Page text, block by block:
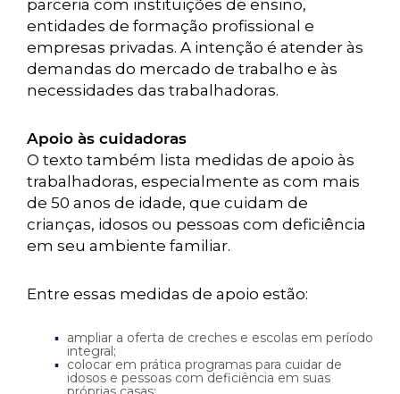
parceria com instituições de ensino,
entidades de formação profissional e
empresas privadas. A intenção é atender às
demandas do mercado de trabalho e às
necessidades das trabalhadoras.
Apoio às cuidadoras
O texto também lista medidas de apoio às
trabalhadoras, especialmente as com mais
de 50 anos de idade, que cuidam de
crianças, idosos ou pessoas com deficiência
em seu ambiente familiar.
Entre essas medidas de apoio estão:
ampliar a oferta de creches e escolas em período
integral;
colocar em prática programas para cuidar de
idosos e pessoas com deficiência em suas